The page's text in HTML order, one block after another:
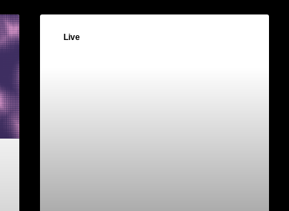
Live